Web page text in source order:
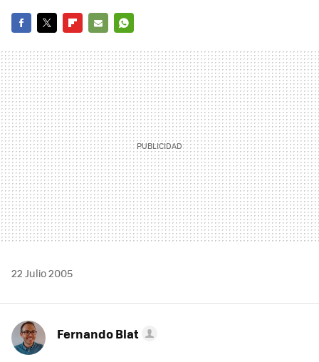
MAIL
22 Julio 2005
Fernando Blat